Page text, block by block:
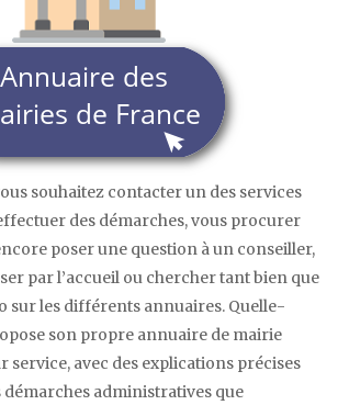
souhaitez contacter un des services
des démarches, vous procurer
poser une question à un conseiller,
par l’accueil ou chercher tant bien que
sur les différents annuaires. Quelle-
son propre annuaire de mairie
service, avec des explications précises
administratives que